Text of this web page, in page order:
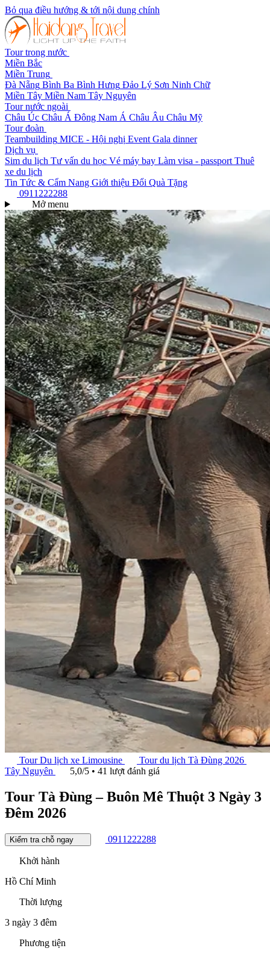
Bỏ qua điều hướng & tới nội dung chính
Tour trong nước
Miền Bắc
Miền Trung
Đà Nẵng Bình Ba Bình Hưng Đảo Lý Sơn Ninh Chữ
Miền Tây Miền Nam Tây Nguyên
Tour nước ngoài
Châu Úc Châu Á Đông Nam Á Châu Âu Châu Mỹ
Tour đoàn
Teambuilding MICE - Hội nghị Event Gala dinner
Dịch vụ
Sim du lịch Tư vấn du học Vé máy bay Làm visa - passport Thuê
xe du lịch
Tin Tức & Cẩm Nang Giới thiệu Đổi Quà Tặng
0911222288
Mở menu
Tour Du lịch xe Limousine
Tour du lịch Tà Đùng 2026
Tây Nguyên
5,0/5 • 41 lượt đánh giá
Tour Tà Đùng – Buôn Mê Thuột 3 Ngày 3
Đêm 2026
Kiểm tra chỗ ngay 0911222288
Khởi hành
Hồ Chí Minh
Thời lượng
3 ngày 3 đêm
Phương tiện